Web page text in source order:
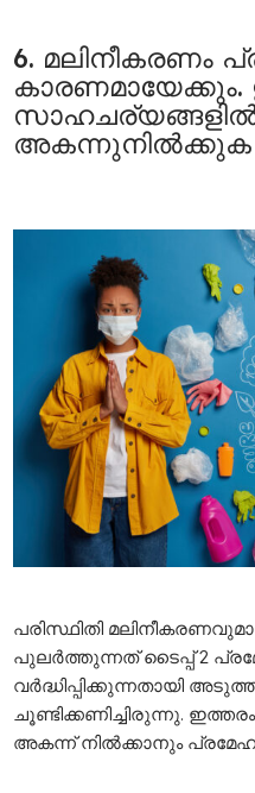
6. മലിനീകരണം
കാരണമായേക്കും.
സാഹചര്യങ്ങളില്‍
അകന്നുനില്‍ക്കുക
പരിസ്ഥിതി
പുലര്‍ത്തുന്നത് ടൈപ്പ് 2
വര്‍ദ്ധിപ്പിക്കുന്നതായി
ചൂണ്ടിക്കണിച്ചിരുന്നു.
അകന്ന് നില്‍ക്കാനും